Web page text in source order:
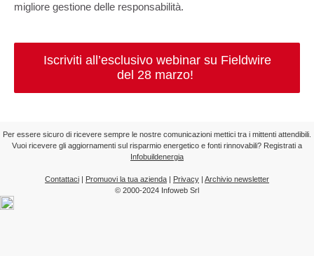
migliore gestione delle responsabilità.
Iscriviti all’esclusivo webinar su Fieldwire
del 28 marzo!
Per essere sicuro di ricevere sempre le nostre comunicazioni mettici tra i mittenti attendibili.
Vuoi ricevere gli aggiornamenti sul risparmio energetico e fonti rinnovabili? Registrati a
Infobuildenergia
Contattaci | Promuovi la tua azienda | Privacy | Archivio newsletter
© 2000-2024 Infoweb Srl